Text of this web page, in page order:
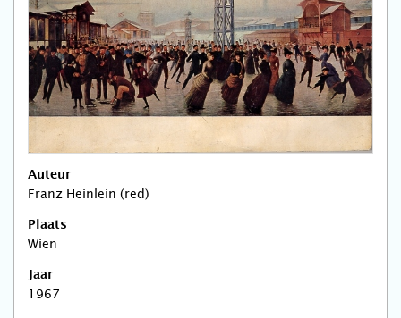
Auteur
Franz Heinlein (red)
Plaats
Wien
Jaar
1967